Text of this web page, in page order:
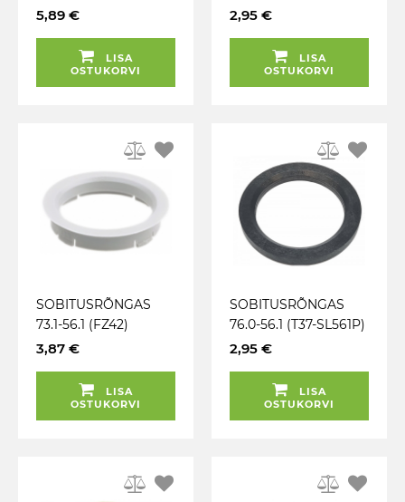
ROHELINE. FAASIGA
5,89 €
LISA
OSTUKORVI
TUMEHALL. 1TK
2,95 €
LISA
OSTUKORVI
SOBITUSRÕNGAS
73.1-56.1 (FZ42)
VALGE. 1TK
3,87 €
LISA
OSTUKORVI
SOBITUSRÕNGAS
76.0-56.1 (T37-SL561P)
TUMEHALL (MAK.
2,95 €
LISA
OSTUKORVI